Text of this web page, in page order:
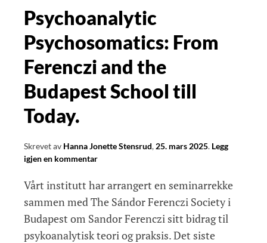
7.
kl
17:30,
Vega
Scene.
Psychoanalytic
Psychosomatics: From
Ferenczi and the
Budapest School till
Today.
Skrevet av Hanna Jonette Stensrud, 25. mars 2025. Legg
igjen en kommentar
Vårt institutt har arrangert en seminarrekke
sammen med The Sándor Ferenczi Society i
Budapest om Sandor Ferenczi sitt bidrag til
psykoanalytisk teori og praksis. Det siste